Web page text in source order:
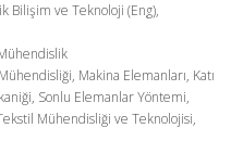
Bilişim ve Teknoloji (Eng),
Makina Elemanları, Katı
Sonlu Elemanlar Yöntemi,
Mühendisliği ve Teknolojisi,